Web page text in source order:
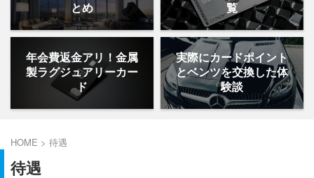
とめ
覧
年会費返金アリ！金属
製ラグジュアリーカー
ド
実際にカードポイント
とベンツを交換した体
験談
HOME > 待遇
待遇